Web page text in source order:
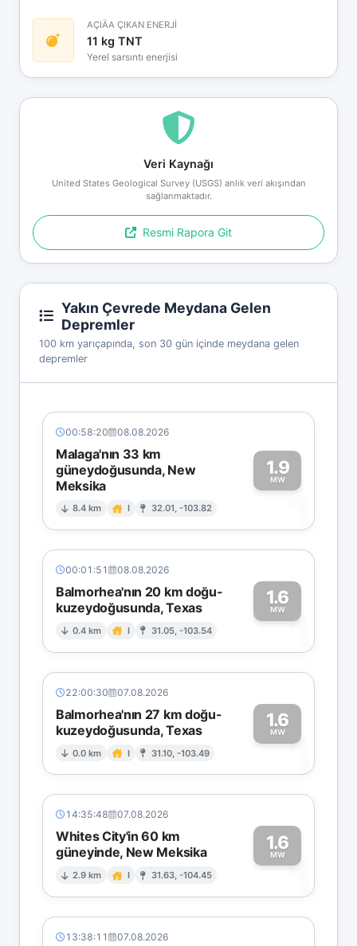
AÇIÄA ÇIKAN ENERJİ
11 kg TNT
Yerel sarsıntı enerjisi
Veri Kaynağı
United States Geological Survey (USGS) anlık veri akışından
sağlanmaktadır.
Resmi Rapora Git
Yakın Çevrede Meydana Gelen
Depremler
100 km yarıçapında, son 30 gün içinde meydana gelen
depremler
00:58:20 08.08.2026
Malaga'nın 33 km
güneydoğusunda, New
Meksika
8.4 km I 32.01, -103.82
1.9
MW
1
00:01:51 08.08.2026
Balmorhea'nın 20 km doğu-
kuzeydoğusunda, Texas
0.4 km I 31.05, -103.54
1.6
MW1
22:00:30 07.08.2026
Balmorhea'nın 27 km doğu-
kuzeydoğusunda, Texas
0.0 km I 31.10, -103.49
1.6
MW1
14:35:48 07.08.2026
Whites City'in 60 km
güneyinde, New Meksika
2.9 km I 31.63, -104.45
1.6
MW1
13:38:11 07.08.2026